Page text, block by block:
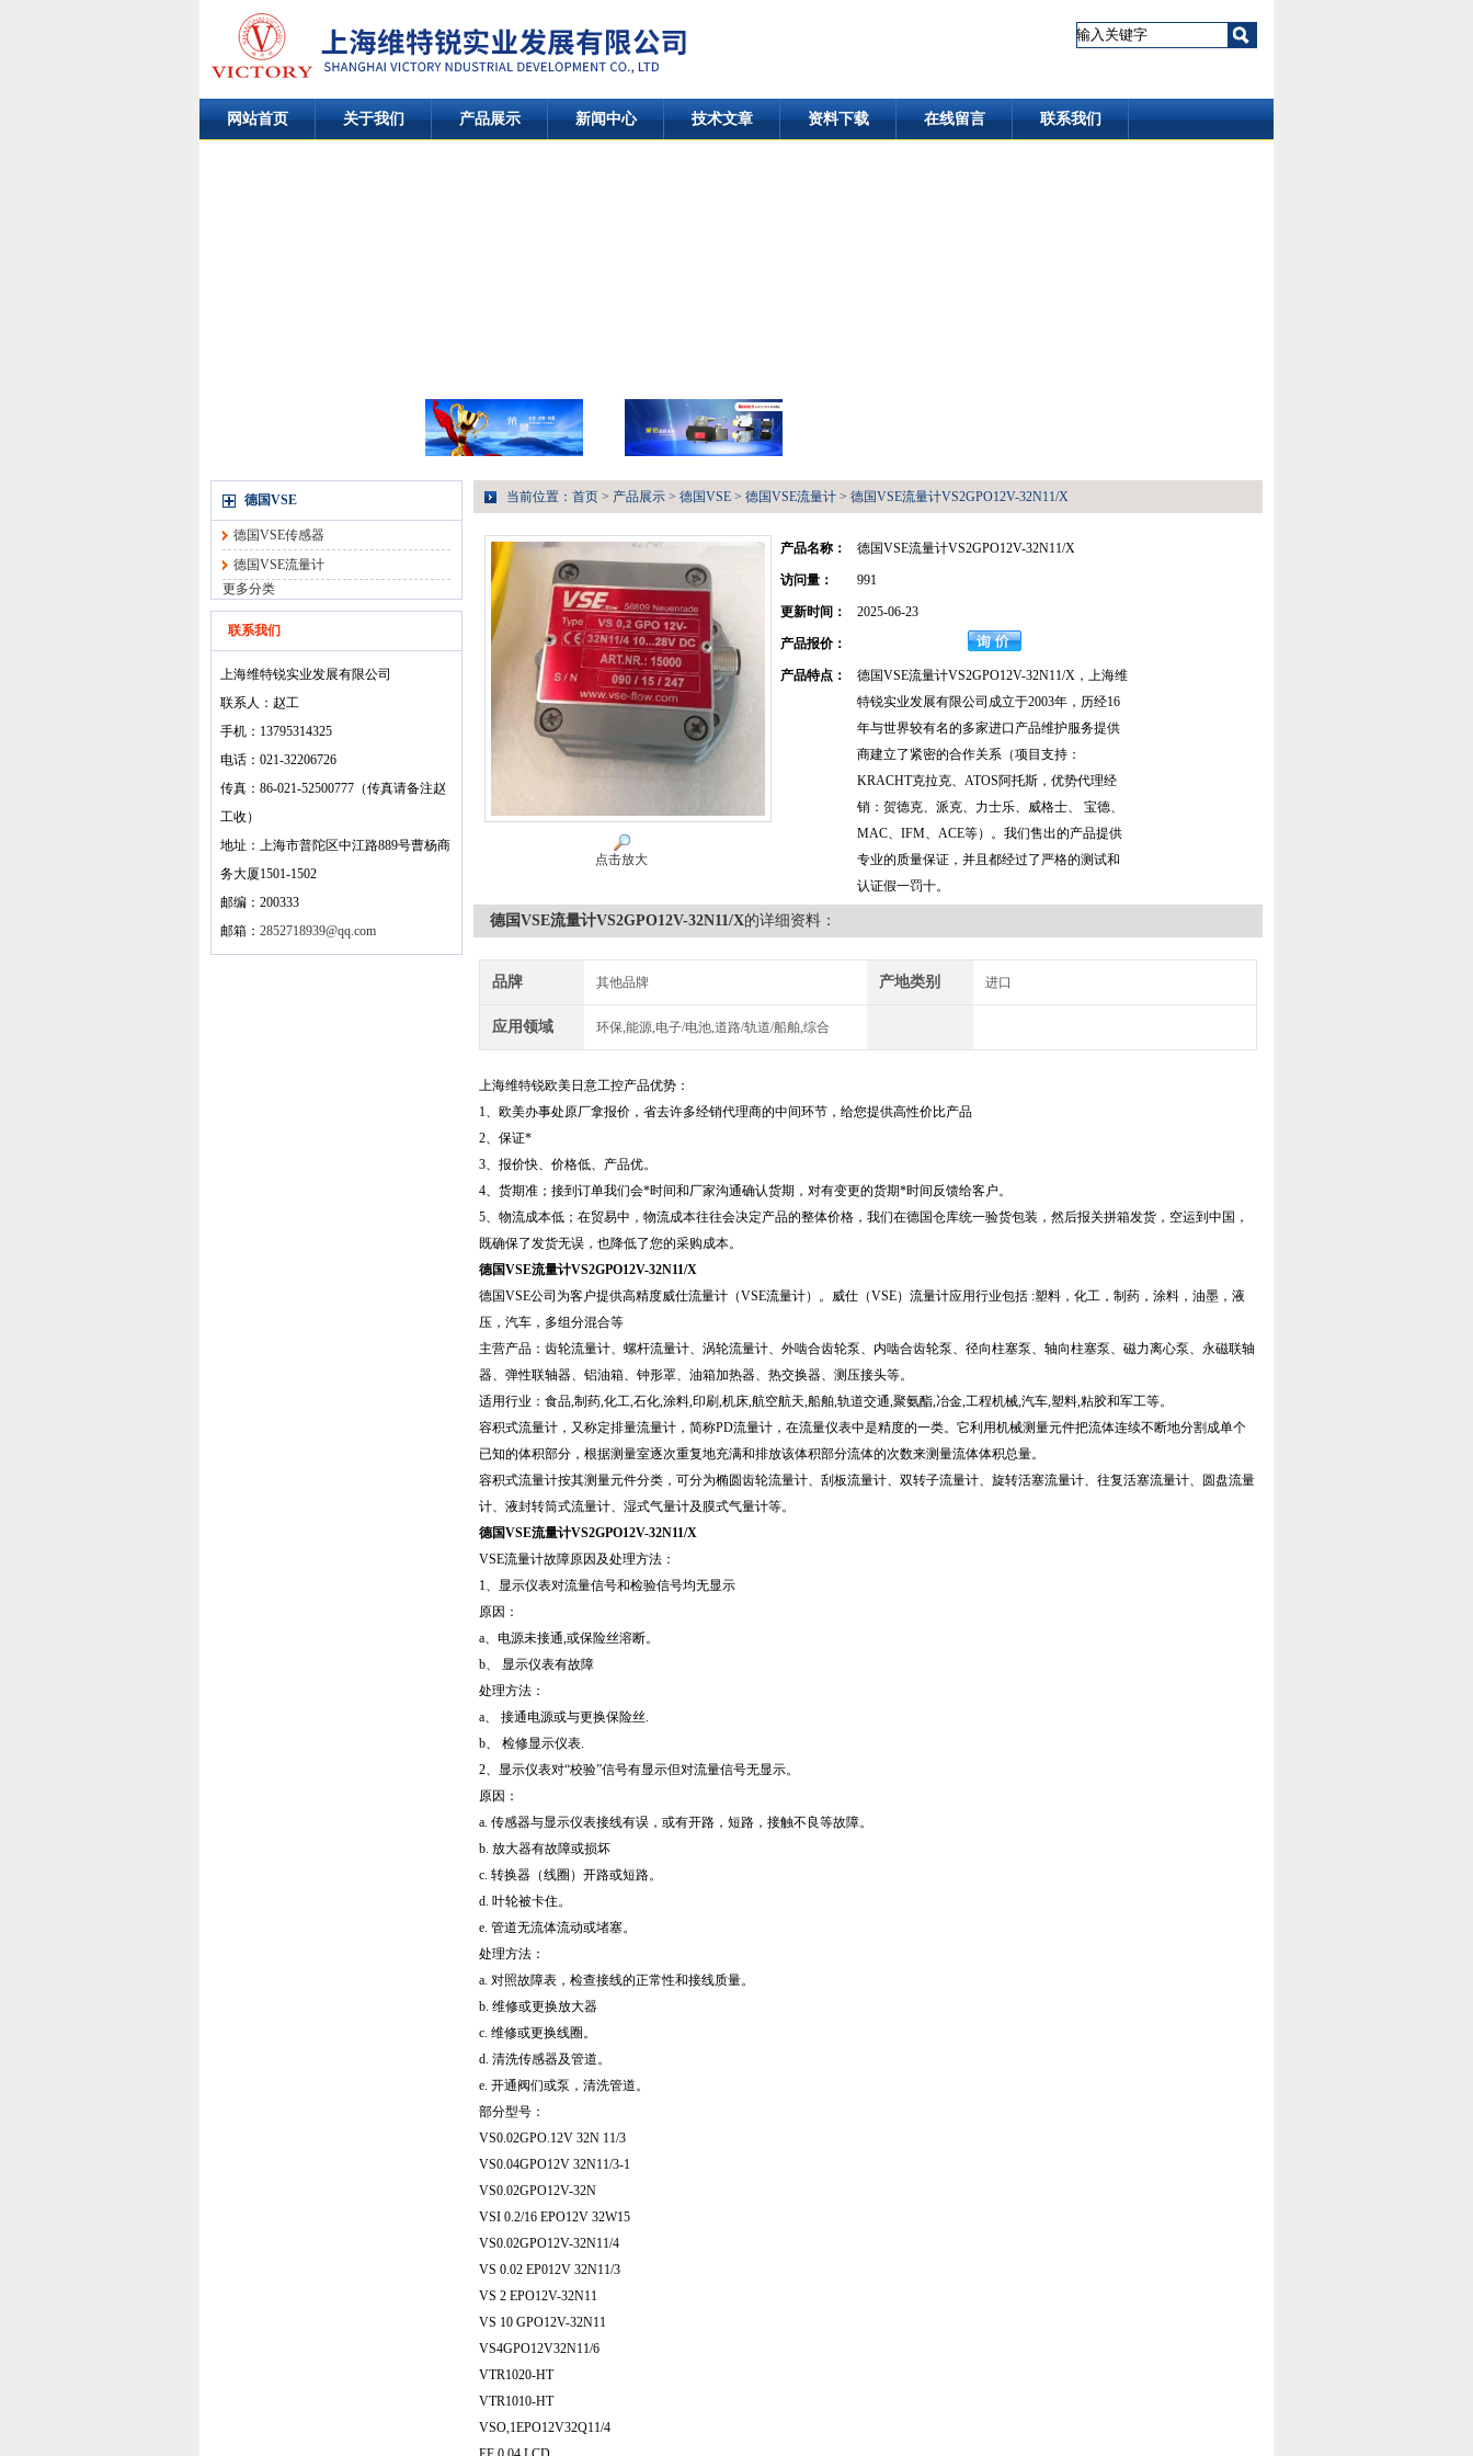
网站首页 关于我们 产品展示 新闻中心 技术文章 资料下载 在线留言 联系我们
德国VSE
德国VSE传感器
德国VSE流量计
更多分类
联系我们
上海维特锐实业发展有限公司
联系人：赵工
手机：13795314325
电话：021-32206726
传真：86-021-52500777（传真请备注赵
工收）
地址：上海市普陀区中江路889号曹杨商
务大厦1501-1502
邮编：200333
邮箱： 2852718939@qq.com
当前位置： 首页 > 产品展示 > 德国VSE > 德国VSE流量计 > 德国VSE流量计VS2GPO12V-32N11/X
点击放大
产品名称： 德国VSE流量计VS2GPO12V-32N11/X
访问量： 991
更新时间： 2025-06-23
产品报价：
产品特点：
德国VSE流量计VS2GPO12V-32N11/X，上海维
特锐实业发展有限公司成立于2003年，历经16
年与世界较有名的多家进口产品维护服务提供
商建立了紧密的合作关系（项目支持：
KRACHT克拉克、ATOS阿托斯，优势代理经
销：贺德克、派克、力士乐、威格士、 宝德、
MAC、IFM、ACE等）。我们售出的产品提供
专业的质量保证，并且都经过了严格的测试和
认证假一罚十。
德国VSE流量计VS2GPO12V-32N11/X的详细资料：
品牌 其他品牌 产地类别 进口
应用领域 环保,能源,电子/电池,道路/轨道/船舶,综合
上海维特锐欧美日意工控产品优势：
1、欧美办事处原厂拿报价，省去许多经销代理商的中间环节，给您提供高性价比产品
2、保证*
3、报价快、价格低、产品优。
4、货期准；接到订单我们会*时间和厂家沟通确认货期，对有变更的货期*时间反馈给客户。
5、物流成本低；在贸易中，物流成本往往会决定产品的整体价格，我们在德国仓库统一验货包装，然后报关拼箱发货，空运到中国，
既确保了发货无误，也降低了您的采购成本。
德国VSE流量计VS2GPO12V-32N11/X
德国VSE公司为客户提供高精度威仕流量计（VSE流量计）。威仕（VSE）流量计应用行业包括 :塑料，化工，制药，涂料，油墨，液
压，汽车，多组分混合等
主营产品：齿轮流量计、螺杆流量计、涡轮流量计、外啮合齿轮泵、内啮合齿轮泵、径向柱塞泵、轴向柱塞泵、磁力离心泵、永磁联轴
器、弹性联轴器、铝油箱、钟形罩、油箱加热器、热交换器、测压接头等。
适用行业：食品,制药,化工,石化,涂料,印刷,机床,航空航天,船舶,轨道交通,聚氨酯,冶金,工程机械,汽车,塑料,粘胶和军工等。
容积式流量计，又称定排量流量计，简称PD流量计，在流量仪表中是精度的一类。它利用机械测量元件把流体连续不断地分割成单个
已知的体积部分，根据测量室逐次重复地充满和排放该体积部分流体的次数来测量流体体积总量。
容积式流量计按其测量元件分类，可分为椭圆齿轮流量计、刮板流量计、双转子流量计、旋转活塞流量计、往复活塞流量计、圆盘流量
计、液封转筒式流量计、湿式气量计及膜式气量计等。
德国VSE流量计VS2GPO12V-32N11/X
VSE流量计故障原因及处理方法：
1、显示仪表对流量信号和检验信号均无显示
原因：
a、电源未接通,或保险丝溶断。
b、 显示仪表有故障
处理方法：
a、 接通电源或与更换保险丝.
b、 检修显示仪表.
2、显示仪表对“校验”信号有显示但对流量信号无显示。
原因：
a. 传感器与显示仪表接线有误，或有开路，短路，接触不良等故障。
b. 放大器有故障或损坏
c. 转换器（线圈）开路或短路。
d. 叶轮被卡住。
e. 管道无流体流动或堵塞。
处理方法：
a. 对照故障表，检查接线的正常性和接线质量。
b. 维修或更换放大器
c. 维修或更换线圈。
d. 清洗传感器及管道。
e. 开通阀们或泵，清洗管道。
部分型号：
VS0.02GPO.12V 32N 11/3
VS0.04GPO12V 32N11/3-1
VS0.02GPO12V-32N
VSI 0.2/16 EPO12V 32W15
VS0.02GPO12V-32N11/4
VS 0.02 EP012V 32N11/3
VS 2 EPO12V-32N11
VS 10 GPO12V-32N11
VS4GPO12V32N11/6
VTR1020-HT
VTR1010-HT
VSO,1EPO12V32Q11/4